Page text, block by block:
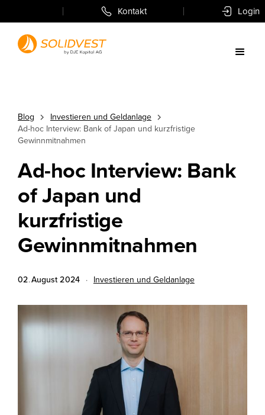
Kontakt Login
Blog
Investieren und Geldanlage
Ad-hoc Interview: Bank of Japan und kurzfristige
Gewinnmitnahmen
Ad-hoc Interview: Bank
of Japan und
kurzfristige
Gewinnmitnahmen
02.August 2024 · Investieren und Geldanlage